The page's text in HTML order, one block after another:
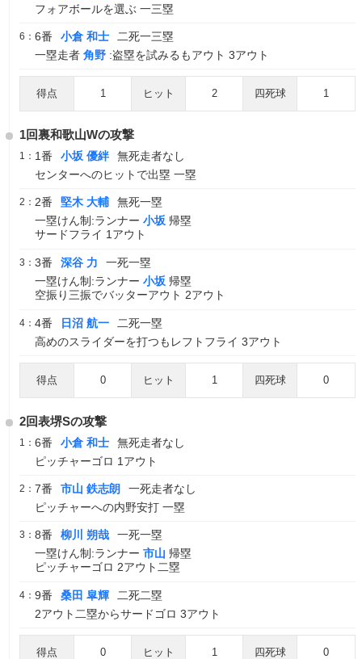
フォアボールを選ぶ 一三塁
6： 6番 小倉 和士
二死一三塁
一塁走者 角野 :盗塁を試みるもアウト 3アウト
得点 1 ヒット 2 四死球 1
1回裏和歌山Wの攻撃
1： 1番 小坂 優絆
無死走者なし
センターへのヒットで出塁 一塁
2： 2番 堅木 大輔
無死一塁
一塁けん制:ランナー 小坂 帰塁
サードフライ 1アウト
3： 3番 深谷 力
一死一塁
一塁けん制:ランナー 小坂 帰塁
空振り三振でバッターアウト 2アウト
4： 4番 日沼 航一
二死一塁
高めのスライダーを打つもレフトフライ 3アウト
得点 0 ヒット 1 四死球 0
2回表堺Sの攻撃
1： 6番 小倉 和士
無死走者なし
ピッチャーゴロ 1アウト
2： 7番 市山 鉄志朗
一死走者なし
ピッチャーへの内野安打 一塁
3： 8番 柳川 朔哉
一死一塁
一塁けん制:ランナー 市山 帰塁
ピッチャーゴロ 2アウト二塁
4： 9番 桑田 皐輝
二死二塁
2アウト二塁からサードゴロ 3アウト
得点 0 ヒット 1 四死球 0